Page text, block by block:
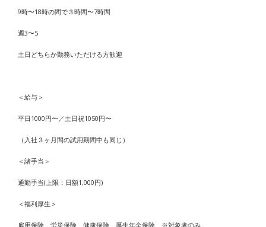
9時〜18時の間で３時間〜7時間
週3〜5
土日どちらか勤務いただける方歓迎
＜給与＞
平日1000円〜／土日祝1050円〜
（入社３ヶ月間の試用期間中も同じ）
＜諸手当＞
通勤手当(上限：日額1,000円)
＜福利厚生＞
雇用保険、労災保険、健康保険、厚生年金保険 ※対象者のみ